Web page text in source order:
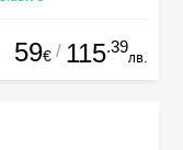
59€ / 115.39
лв.